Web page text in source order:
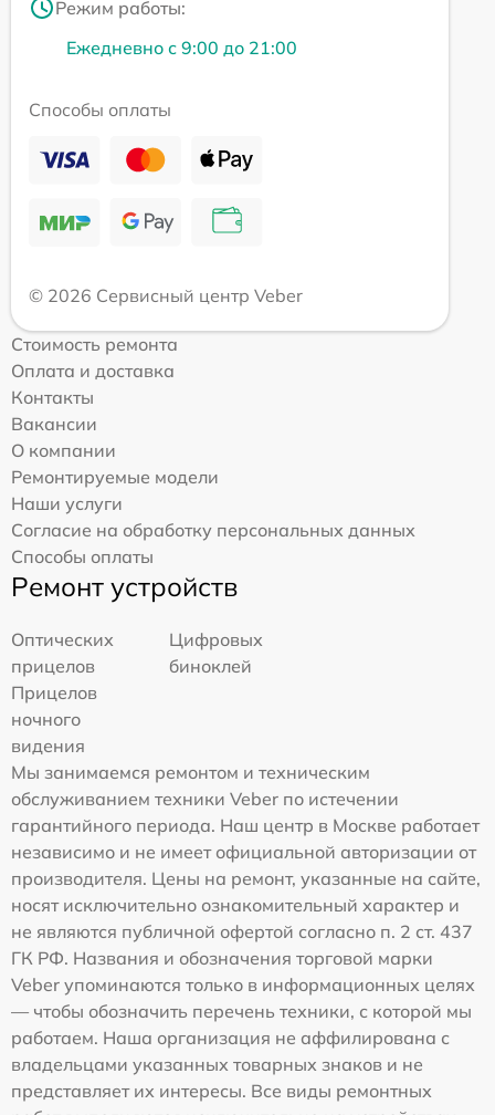
Режим работы:
Ежедневно с 9:00 до 21:00
Способы оплаты
© 2026 Сервисный центр Veber
Стоимость ремонта
Оплата и доставка
Контакты
Вакансии
О компании
Ремонтируемые модели
Наши услуги
Согласие на обработку персональных данных
Способы оплаты
Ремонт устройств
Оптических
прицелов
Цифровых
биноклей
Прицелов
ночного
видения
Мы занимаемся ремонтом и техническим
обслуживанием техники Veber по истечении
гарантийного периода. Наш центр в Москве работает
независимо и не имеет официальной авторизации от
производителя. Цены на ремонт, указанные на сайте,
носят исключительно ознакомительный характер и
не являются публичной офертой согласно п. 2 ст. 437
ГК РФ. Названия и обозначения торговой марки
Veber упоминаются только в информационных целях
— чтобы обозначить перечень техники, с которой мы
работаем. Наша организация не аффилирована с
владельцами указанных товарных знаков и не
представляет их интересы. Все виды ремонтных